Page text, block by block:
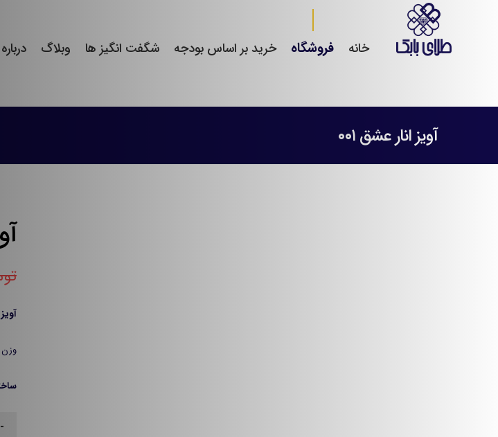
خانه فروشگاه خرید بر اساس بودجه شگفت انگیز ها وبلاگ
آویز انار عشق ۰۰۱
آویز
وزن 440 سوت معادل
-